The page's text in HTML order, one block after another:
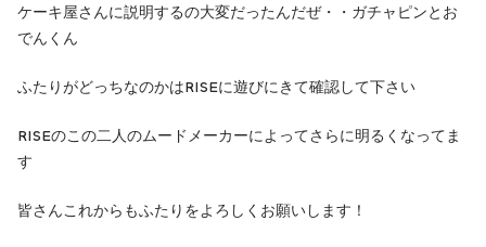
ケーキ屋さんに説明するの大変だったんだぜ・・ガチャピンとお
でんくん
ふたりがどっちなのかはRISEに遊びにきて確認して下さい
RISEのこの二人のムードメーカーによってさらに明るくなってま
す
皆さんこれからもふたりをよろしくお願いします！